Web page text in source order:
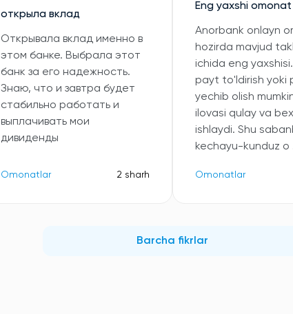
открыла вклад
Открывала вклад именно в
этом банке. Выбрала этот
банк за его надежность.
Знаю, что и завтра будет
стабильно работать и
выплачивать мои
дивиденды
Omonatlar 2 sharh
Eng yaxshi omonat
Anorbank onlayn
hozirda mavjud
ichida eng
payt to'ldirish yoki
yechib olish
ilovasi qulay va
ishlaydi. Shu
kechayu-kunduz o
Omonatlar
Barcha fikrlar